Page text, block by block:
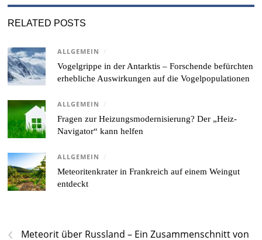
RELATED POSTS
ALLGEMEIN /
Vogelgrippe in der Antarktis – Forschende befürchten
erhebliche Auswirkungen auf die Vogelpopulationen
ALLGEMEIN /
Fragen zur Heizungsmodernisierung? Der „Heiz-
Navigator“ kann helfen
ALLGEMEIN /
Meteoritenkrater in Frankreich auf einem Weingut
entdeckt
‹
Meteorit über Russland – Ein Zusammenschnitt von